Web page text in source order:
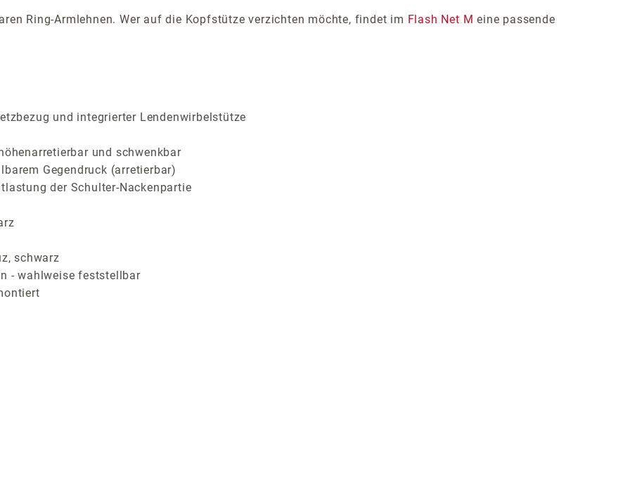
Ring-Armlehnen. Wer auf die Kopfstütze verzichten möchte, findet im Flash Net M eine passende
und integrierter Lendenwirbelstütze
und schwenkbar
Gegendruck (arretierbar)
der Schulter-Nackenpartie
schwarz
- wahlweise feststellbar